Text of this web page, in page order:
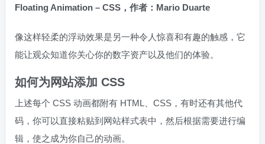
Floating Animation – CSS，作者：Mario Duarte
像这样轻柔的浮动效果是另一种令人惊喜和有趣的触感，它
能让观众知道你关心你的数字资产以及他们的体验。
如何为网站添加 CSS
上述每个 CSS 动画都附有 HTML、CSS，有时还有其他代
码，你可以直接粘贴到网站样式表中，然后根据需要进行编
辑，使之成为你自己的动画。